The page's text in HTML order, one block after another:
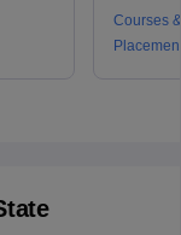
Courses